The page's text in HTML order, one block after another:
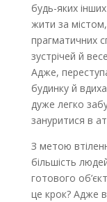
будь-яких
жити за
прагматичних
зустрічей й
Адже,
будинку й
дуже легко
зануритися в
З метою
більшість
готового
це крок? Адже